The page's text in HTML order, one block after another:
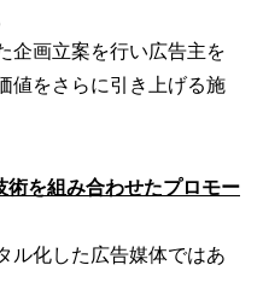
企画立案を行い広告主を
値をさらに引き上げる施
を組み合わせたプロモー
ル化した広告媒体ではあ